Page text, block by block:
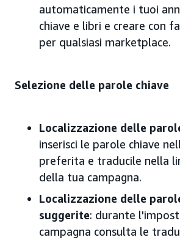
automaticamente i tuoi
chiave e libri e creare con
per qualsiasi marketplace.
Selezione delle parole chiave
Localizzazione delle
inserisci le parole chiave
preferita e traducile nella
della tua campagna.
Localizzazione delle
suggerite: durante
campagna consulta le